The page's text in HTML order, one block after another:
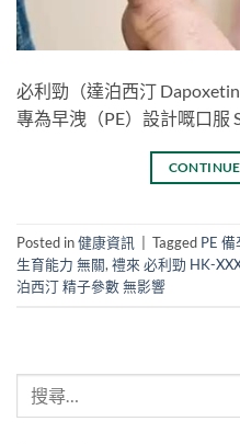
必利勁（達泊西汀
專為早洩（PE）設計嘅口服
Posted in健康資訊 Tagged PE
生育能力 無關, 禮來 必利勁 HK-
泊西汀 精子參數 無影響